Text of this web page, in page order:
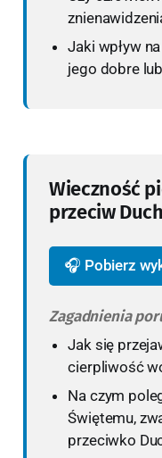
Jaki wpływ
jego dobre
Wieczność
przeciw
🎧 Pobierz
Zagadnienia
Jak się
cierpliwość
Na czym
Świętemu,
przeciwko